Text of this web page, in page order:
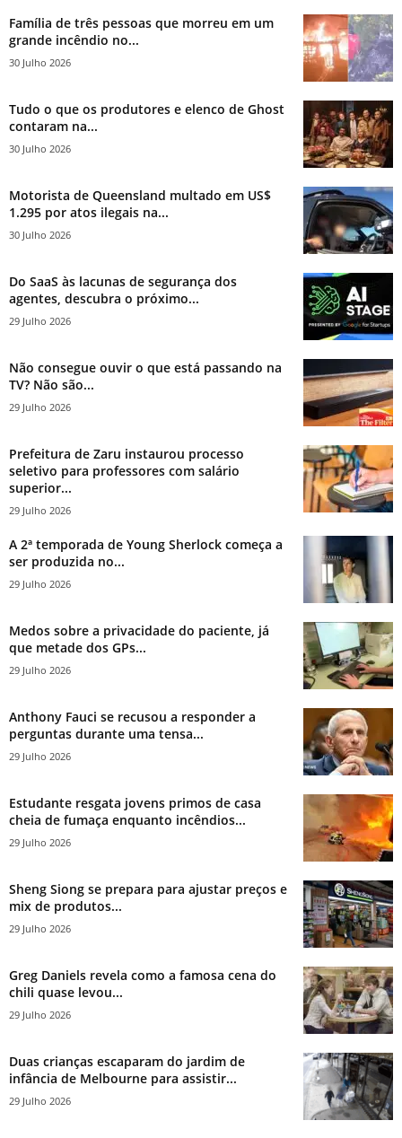
Família de três pessoas que morreu em um
grande incêndio no...
30 Julho 2026
Tudo o que os produtores e elenco de Ghost
contaram na...
30 Julho 2026
Motorista de Queensland multado em US$
1.295 por atos ilegais na...
30 Julho 2026
Do SaaS às lacunas de segurança dos
agentes, descubra o próximo...
29 Julho 2026
Não consegue ouvir o que está passando na
TV? Não são...
29 Julho 2026
Prefeitura de Zaru instaurou processo
seletivo para professores com salário
superior...
29 Julho 2026
A 2ª temporada de Young Sherlock começa a
ser produzida no...
29 Julho 2026
Medos sobre a privacidade do paciente, já
que metade dos GPs...
29 Julho 2026
Anthony Fauci se recusou a responder a
perguntas durante uma tensa...
29 Julho 2026
Estudante resgata jovens primos de casa
cheia de fumaça enquanto incêndios...
29 Julho 2026
Sheng Siong se prepara para ajustar preços e
mix de produtos...
29 Julho 2026
Greg Daniels revela como a famosa cena do
chili quase levou...
29 Julho 2026
Duas crianças escaparam do jardim de
infância de Melbourne para assistir...
29 Julho 2026